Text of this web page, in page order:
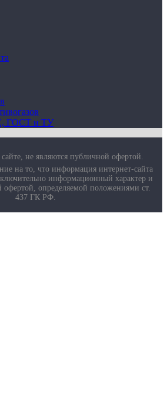
ГОСТ и ТУ
не являются публичной офертой.
на то, что информация интернет-сайта
информационный характер и
офертой, определяемой положениями ст.
437 ГК РФ.